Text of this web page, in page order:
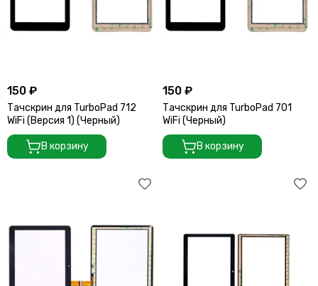
150 ₽
Тачскрин для TurboPad 712
WiFi (Версия 1) (Черный)
В корзину
150 ₽
Тачскрин для TurboPad 701
WiFi (Черный)
В корзину